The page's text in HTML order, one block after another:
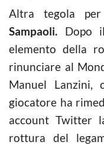
Altra tegola
Sampaoli. Dopo
elemento della
rinunciare al
Manuel Lanzini,
giocatore ha
account Twitter
rottura del